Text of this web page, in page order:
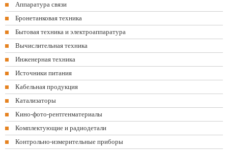
Аппаратура связи
Бронетанковая техника
Бытовая техника и электроаппаратура
Вычислительная техника
Инженерная техника
Источники питания
Кабельная продукция
Катализаторы
Кино-фото-рентгенматериалы
Комплектующие и радиодетали
Контрольно-измерительные приборы